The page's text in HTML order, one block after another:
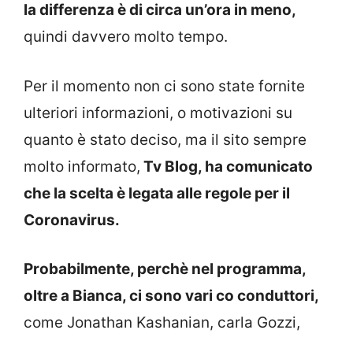
la differenza è di circa un’ora in meno,
quindi davvero molto tempo.
Per il momento non ci sono state fornite
ulteriori informazioni, o motivazioni su
quanto è stato deciso, ma il sito sempre
molto informato, Tv Blog, ha comunicato
che la scelta è legata alle regole per il
Coronavirus.
Probabilmente, perchè nel programma,
oltre a Bianca, ci sono vari co conduttori,
come Jonathan Kashanian, carla Gozzi,